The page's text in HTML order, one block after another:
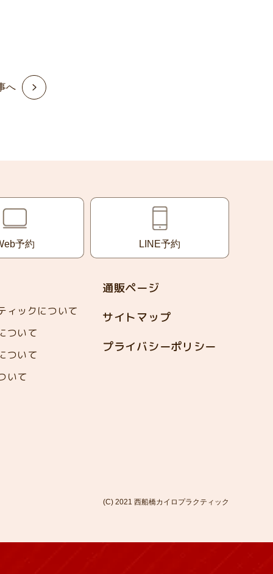
へ
予約 LINE予約
ィックについて
ついて
ついて
いて
通販ページ
サイトマップ
プライバシーポリシー
(C) 2021 西船橋カイロプラクティック